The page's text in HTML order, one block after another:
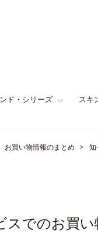
ド・シリーズ スキ
お買い物情報のまとめ 知
スでのお買